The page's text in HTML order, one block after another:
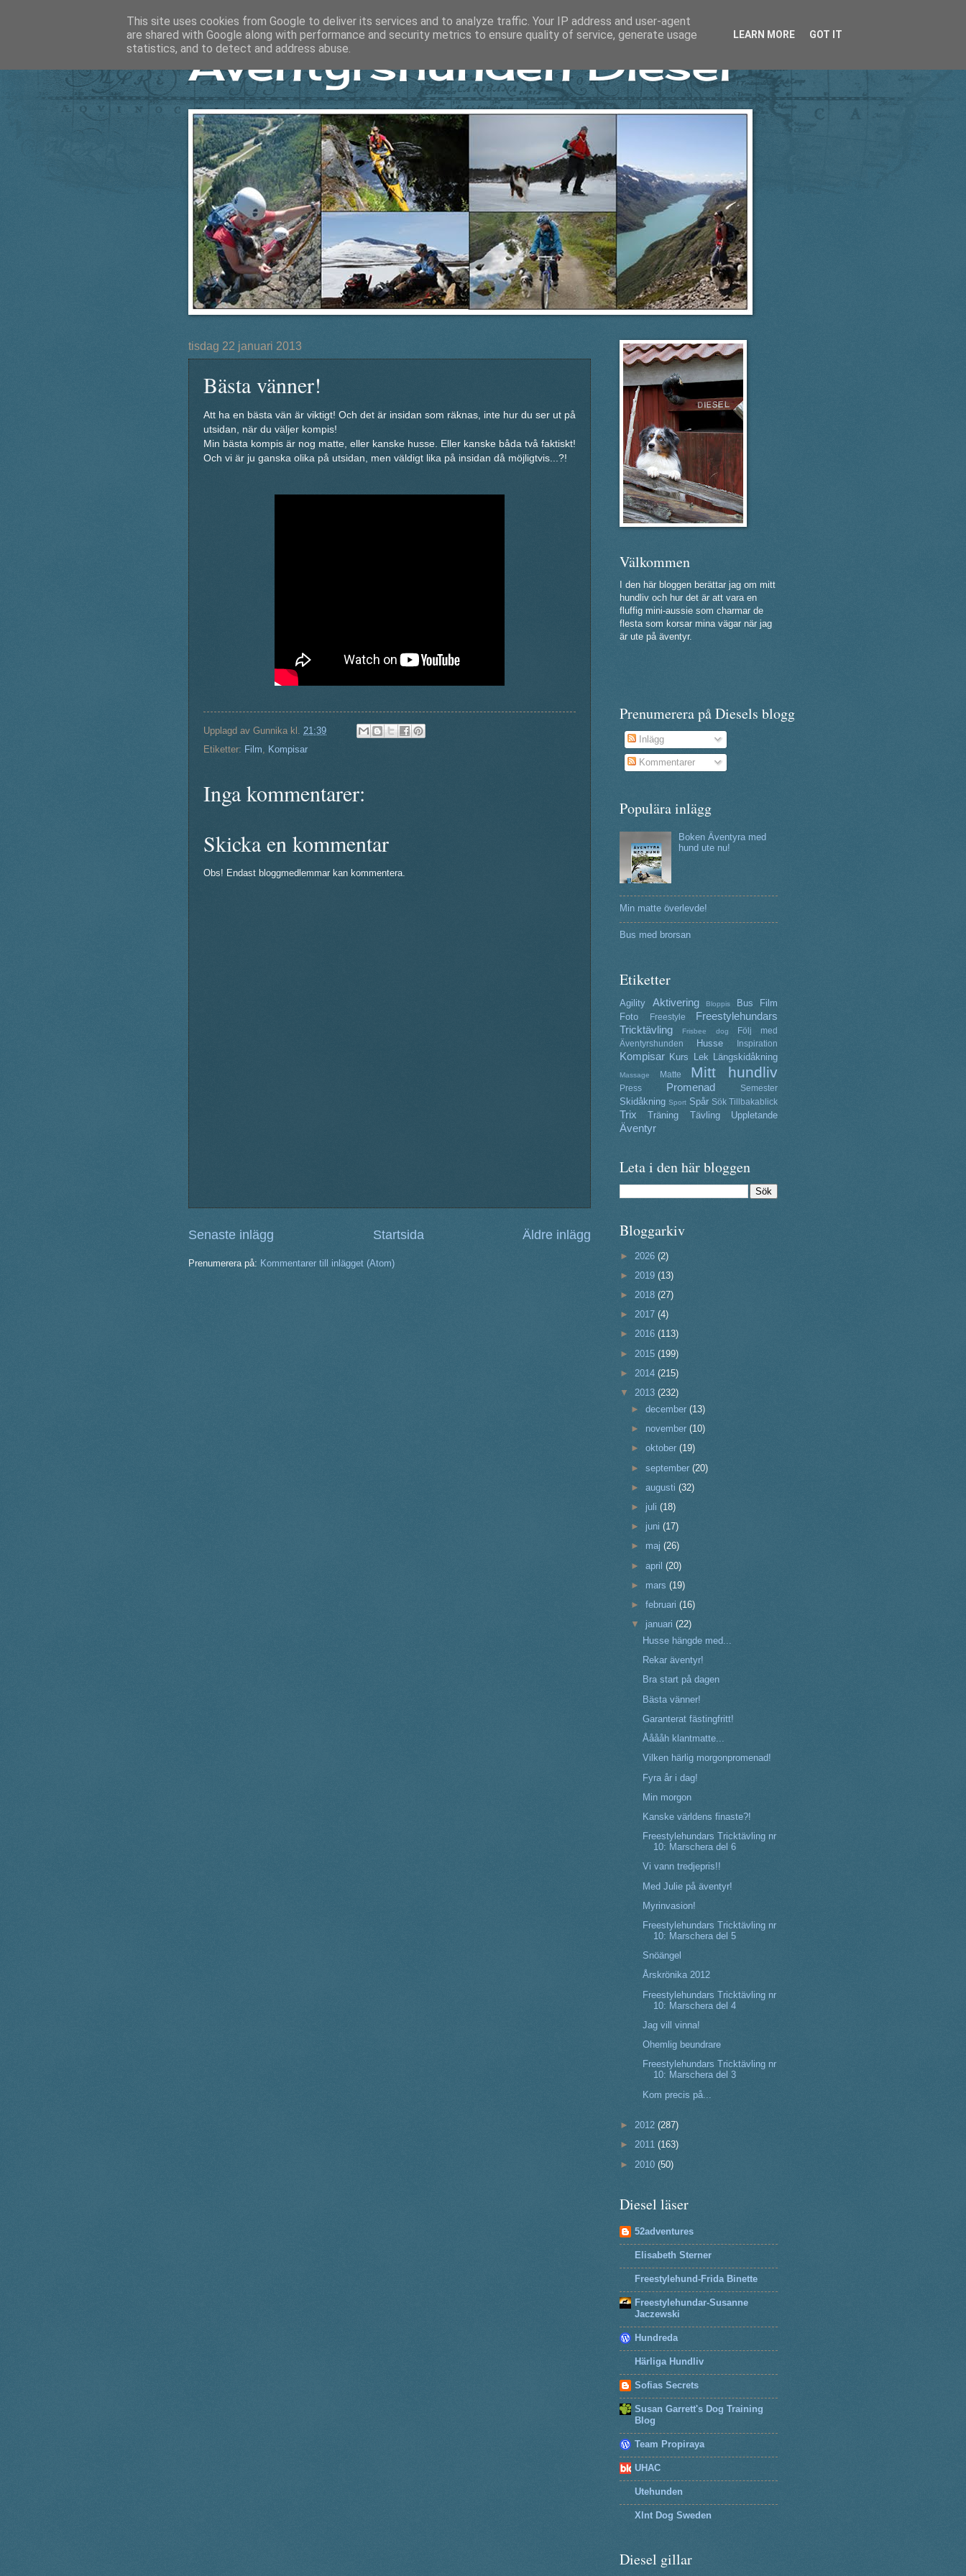
Äventyrshunden Diesel
tisdag 22 januari 2013
Bästa vänner!
Att ha en bästa vän är viktigt! Och det är insidan som räknas, inte hur du ser ut på
utsidan, när du väljer kompis!
Min bästa kompis är nog matte, eller kanske husse. Eller kanske båda två faktiskt!
Och vi är ju ganska olika på utsidan, men väldigt lika på insidan då möjligtvis...?!
Upplagd av Gunnika kl. 21:39
Etiketter: Film, Kompisar
Inga kommentarer:
Skicka en kommentar
Obs! Endast bloggmedlemmar kan kommentera.
Senaste inlägg Äldre inlägg
Startsida
Prenumerera på: Kommentarer till inlägget (Atom)
Välkommen
I den här bloggen berättar jag om mitt
hundliv och hur det är att vara en
fluffig mini-aussie som charmar de
flesta som korsar mina vägar när jag
är ute på äventyr.
Prenumerera på Diesels blogg
Inlägg
Kommentarer
Populära inlägg
Boken Äventyra med
hund ute nu!
Min matte överlevde!
Bus med brorsan
Etiketter
Agility Aktivering Bloppis Bus
Film
Foto
Freestyle
Freestylehundars
Tricktävling
Frisbee dog
Följ med
Äventyrshunden
Husse Inspiration
Kompisar Kurs Lek Längskidåkning
Massage Matte Mitt hundliv
Press Promenad Semester
Skidåkning Sport Spår Sök Tillbakablick
Trix Träning Tävling Uppletande
Äventyr
Leta i den här bloggen
Bloggarkiv
► 2026 (2)
► 2019 (13)
► 2018 (27)
► 2017 (4)
► 2016 (113)
► 2015 (199)
► 2014 (215)
▼ 2013 (232)
►december(13)
► november(10)
►oktober(19)
►september(20)
►augusti(32)
► juli(18)
► juni(17)
► maj(26)
►april(20)
► mars(19)
►februari(16)
▼ januari(22)
Husse hängde med...
Rekar äventyr!
Bra start på dagen
Bästa vänner!
Garanterat fästingfritt!
Ååååh klantmatte...
Vilken härlig morgonpromenad!
Fyra år i dag!
Min morgon
Kanske världens finaste?!
Freestylehundars Tricktävling nr
10: Marschera del 6
Vi vann tredjepris!!
Med Julie på äventyr!
Myrinvasion!
Freestylehundars Tricktävling nr
10: Marschera del 5
Snöängel
Årskrönika 2012
Freestylehundars Tricktävling nr
10: Marschera del 4
Jag vill vinna!
Ohemlig beundrare
Freestylehundars Tricktävling nr
10: Marschera del 3
Kom precis på...
► 2012 (287)
► 2011 (163)
► 2010 (50)
Diesel läser
52adventures
Elisabeth Sterner
Freestylehund-Frida Binette
Freestylehundar-Susanne
Jaczewski
Hundreda
Härliga Hundliv
Sofias Secrets
Susan Garrett's Dog Training
Blog
Team Propiraya
UHAC
Utehunden
Xlnt Dog Sweden
Diesel gillar
This site uses cookies from Google to deliver its services and to analyze traffic. Your IP address and user-agent
are shared with Google along with performance and security metrics to ensure quality of service, generate usage
statistics, and to detect and address abuse.
LEARN MORE GOT IT